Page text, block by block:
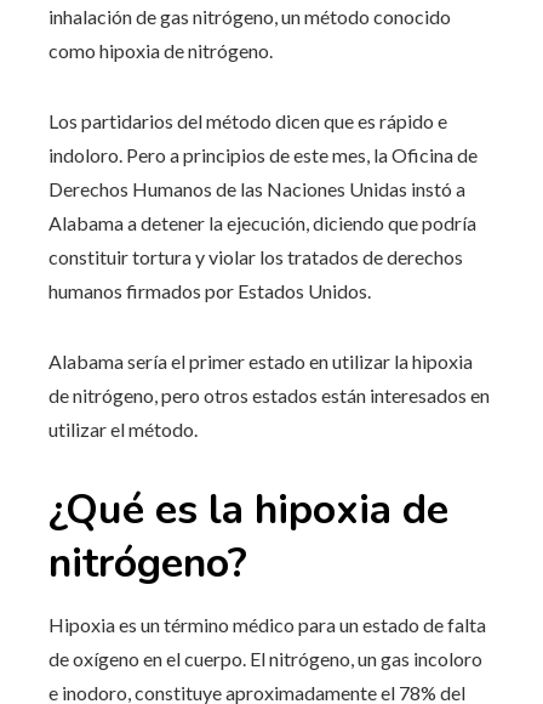
inhalación de gas nitrógeno, un método conocido
como hipoxia de nitrógeno.
Los partidarios del método dicen que es rápido e
indoloro. Pero a principios de este mes, la Oficina de
Derechos Humanos de las Naciones Unidas instó a
Alabama a detener la ejecución, diciendo que podría
constituir tortura y violar los tratados de derechos
humanos firmados por Estados Unidos.
Alabama sería el primer estado en utilizar la hipoxia
de nitrógeno, pero otros estados están interesados ​​en
utilizar el método.
¿Qué es la hipoxia de
nitrógeno?
Hipoxia es un término médico para un estado de falta
de oxígeno en el cuerpo. El nitrógeno, un gas incoloro
e inodoro, constituye aproximadamente el 78% del